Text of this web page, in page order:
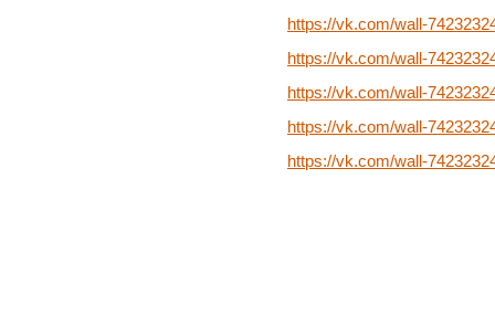
https://vk.com/wall-
https://vk.com/wall-
https://vk.com/wall-
https://vk.com/wall-
https://vk.com/wall-